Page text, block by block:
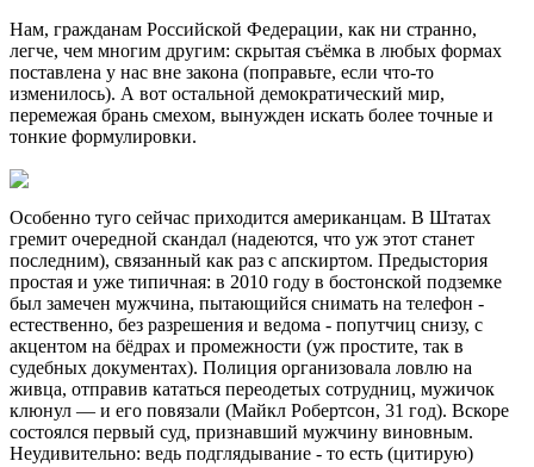
Нам, гражданам Российской Федерации, как ни странно,
легче, чем многим другим: скрытая съёмка в любых формах
поставлена у нас вне закона (поправьте, если что-то
изменилось). А вот остальной демократический мир,
перемежая брань смехом, вынужден искать более точные и
тонкие формулировки.
Особенно туго сейчас приходится американцам. В Штатах
гремит очередной скандал (надеются, что уж этот станет
последним), связанный как раз с апскиртом. Предыстория
простая и уже типичная: в 2010 году в бостонской подземке
был замечен мужчина, пытающийся снимать на телефон -
естественно, без разрешения и ведома - попутчиц снизу, с
акцентом на бёдрах и промежности (уж простите, так в
судебных документах). Полиция организовала ловлю на
живца, отправив кататься переодетых сотрудниц, мужичок
клюнул — и его повязали (Майкл Робертсон, 31 год). Вскоре
состоялся первый суд, признавший мужчину виновным.
Неудивительно: ведь подглядывание - то есть (цитирую)